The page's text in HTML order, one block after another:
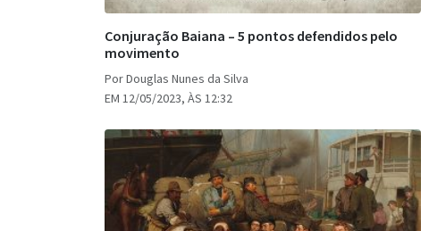
Conjuração Baiana – 5 pontos defendidos pelo
movimento
Por Douglas Nunes da Silva
EM 12/05/2023, ÀS 12:32